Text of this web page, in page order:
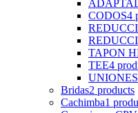
CODOS4
TAPON
TEE4
UNIONES
Bridas2 products
Cachimba1